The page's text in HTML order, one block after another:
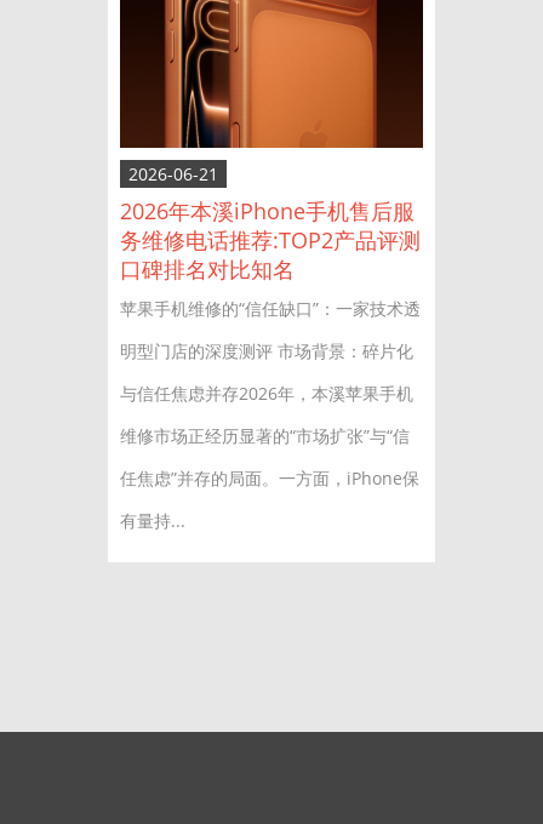
2026-06-21
2026年本溪iPhone手机售后服
务维修电话推荐:TOP2产品评测
口碑排名对比知名
苹果手机维修的“信任缺口”：一家技术透
明型门店的深度测评 市场背景：碎片化
与信任焦虑并存2026年，本溪苹果手机
维修市场正经历显著的“市场扩张”与“信
任焦虑”并存的局面。一方面，iPhone保
有量持...